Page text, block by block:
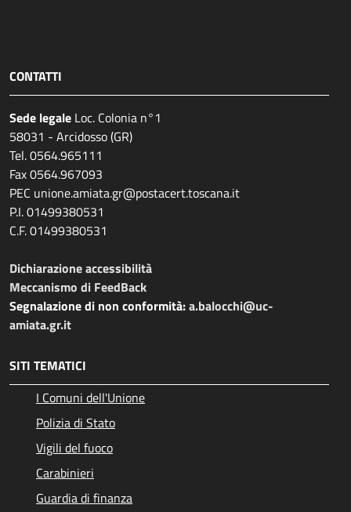
CONTATTI
Sede legale Loc. Colonia n°1
58031 - Arcidosso (GR)
Tel. 0564.965111
Fax 0564.967093
PEC unione.amiata.gr@postacert.toscana.it
P.I. 01499380531
C.F. 01499380531
Dichiarazione accessibilità
Meccanismo di FeedBack
Segnalazione di non conformità:a.balocchi@uc-
amiata.gr.it
SITI TEMATICI
I Comuni dell'Unione
Polizia di Stato
Vigili del fuoco
Carabinieri
Guardia di finanza